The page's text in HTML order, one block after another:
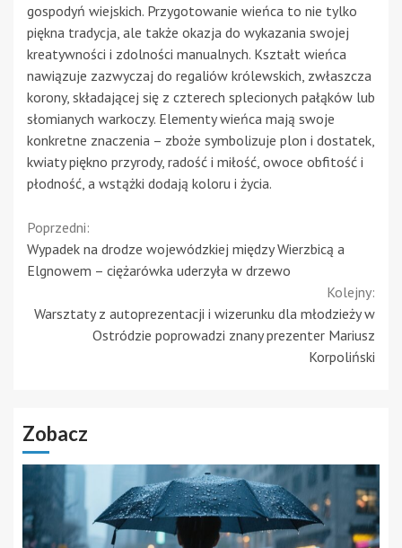
gospodyń wiejskich. Przygotowanie wieńca to nie tylko
piękna tradycja, ale także okazja do wykazania swojej
kreatywności i zdolności manualnych. Kształt wieńca
nawiązuje zazwyczaj do regaliów królewskich, zwłaszcza
korony, składającej się z czterech splecionych pałąków lub
słomianych warkoczy. Elementy wieńca mają swoje
konkretne znaczenia – zboże symbolizuje plon i dostatek,
kwiaty piękno przyrody, radość i miłość, owoce obfitość i
płodność, a wstążki dodają koloru i życia.
Continue
Reading
Poprzedni:
Wypadek na drodze wojewódzkiej między Wierzbicą a
Elgnowem – ciężarówka uderzyła w drzewo
Kolejny:
Warsztaty z autoprezentacji i wizerunku dla młodzieży w
Ostródzie poprowadzi znany prezenter Mariusz
Korpoliński
Zobacz